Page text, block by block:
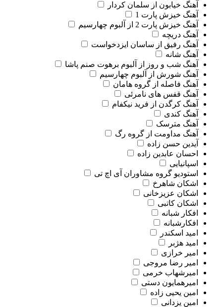
آهنگ خیابون از سلمان کردار
آهنگ خیزش پارت 1
آهنگ خیزش پارت 2 از آلبوم چهارسیم
آهنگ دریچه
آهنگ رفیق از ساسان ایزدخواست
آهنگ شانه
آهنگ شب و روز از آلبوم برهوت صنم پاشا
آهنگ شورش از آلبوم چهارسیم
آهنگ فاصله از گروه هامان
آهنگ قفس های نامرئی
آهنگ کرگدن از فرید نیکفام
آهنگ کندی
آهنگ مترسک
آهنگ مداومت از گروه رگ
آیدین حسن زاده
احسان عابدین زاده
اسپانیایی
استودیو گروه مشاوران آی اچ تی
اشکان شاهرخ
اشکان عزیزخانی
اشکان کاتبی
افکار شبانه
افکارشبانه
امید اسکندر
امید هژبر
امیر خرازی
امیر رضا مروجی
امیرشهاب خرمی
امیرهمایون دستی
امین یحیی زاده
امین یزدانی